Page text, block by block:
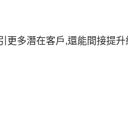
更多潛在客戶,還能間接提升